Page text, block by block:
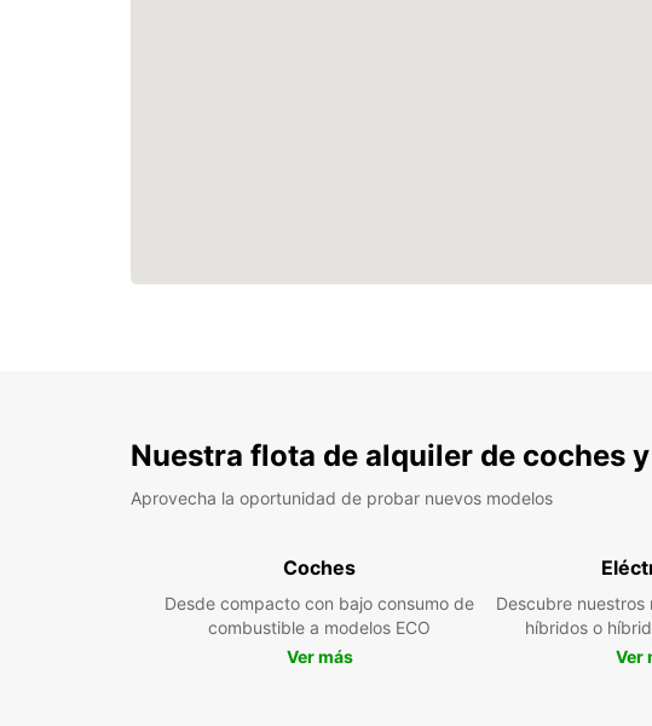
Nuestra flota de alquiler de coches
Aprovecha la oportunidad de probar nuevos modelos
Coches
Desde compacto con bajo consumo de
combustible a modelos ECO
Ver más
Descubre nuestros
híbridos o
Ver